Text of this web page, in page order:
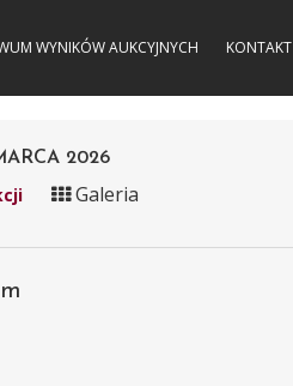
WYNIKÓW AUKCYJNYCH KONTAKT
2026
Galeria